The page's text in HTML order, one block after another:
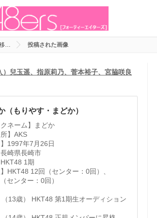
移… 投稿された画像
兒玉遥、指原莉乃、菅本裕子、宮脇咲良
（もりやす・まどか）
クネーム】まどか
所】AKS
】1997年7月26日
長崎県長崎市
HKT48 1期
】HKT48 12回（センター：0回）、
センター：0回）
13歳） HKT48 第1期生オーディション